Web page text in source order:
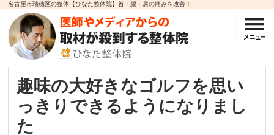
名古屋市瑞穂区の整体【ひなた整体院】首・腰・肩の痛みを改善！
趣味の大好きなゴルフを思い
っきりできるようになりまし
た